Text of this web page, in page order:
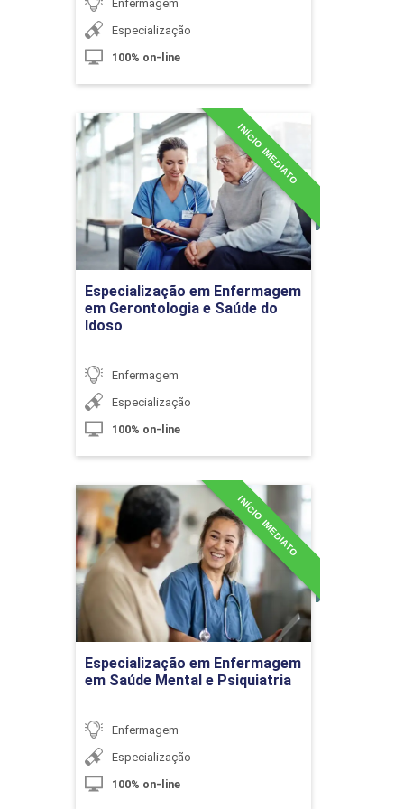
Teoria ambientalista: Florence
Nightingale
10h
Teorias de enfermagem: Dorothea
Orem
10h
Teorias de enfermagem: Madeleine
10h
Teorias de enfermagem: Jean
Watson.
Enfermagem
Especialização
100% on-line
Especialização em Enfermagem
em Gerontologia e Saúde do
Idoso
INÍCIO IMEDIATO
Enfermagem
Especialização
100% on-line
Especialização em
Enfermagem em
Gerontologia e Saúde do
Idoso
Detalhes do curso
Ir para Inscrição
Especialização em Enfermagem
em Saúde Mental e Psiquiatria
INÍCIO IMEDIATO
Enfermagem
Especialização
100% on-line
Especialização em
Enfermagem em Saúde
Mental e Psiquiatria
Detalhes do curso